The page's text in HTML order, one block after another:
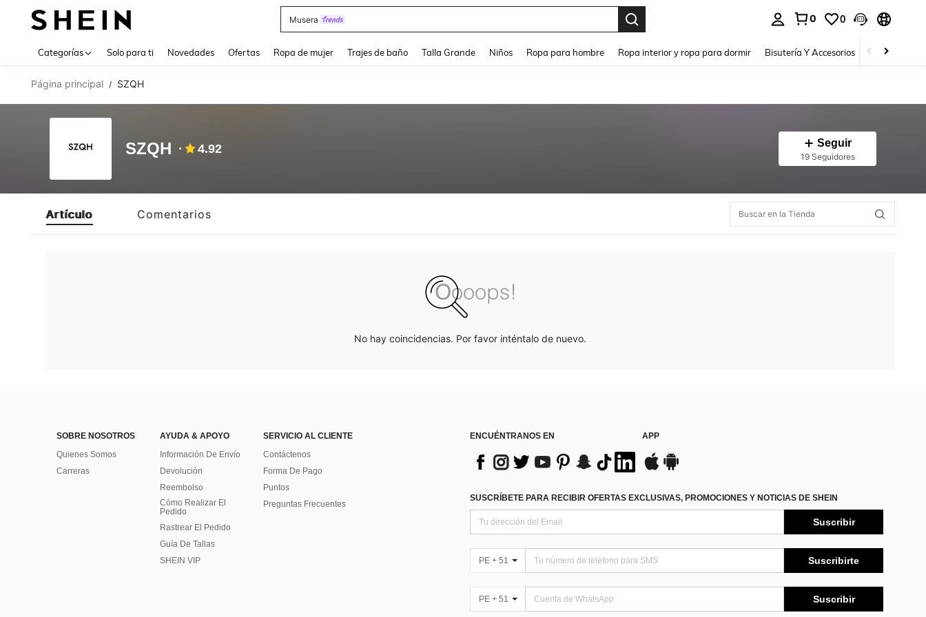
Musera
0 0
Categorías Solo para ti Novedades Ofertas Ropa de mujer Trajes de baño Talla Grande Niños Ropa para hombre Ropa interior y ropa para dormir Bisutería Y Accesorios Zapatos
Página principal / SZQH
SZQH 4.92 Seguir
19 Seguidores
Artículo Comentarios
No hay coincidencias. Por favor inténtalo de nuevo.
SOBRE NOSOTROS
Quienes Somos
Carreras
AYUDA & APOYO
Información De Envío
Devolución
Reembolso
Cómo Realizar El
Pedido
Rastrear El Pedido
Guía De Tallas
SHEIN VIP
SERVICIO AL CLIENTE
Contáctenos
Forma De Pago
Puntos
Preguntas Frecuentes
ENCUÉNTRANOS EN APP
SUSCRÍBETE PARA RECIBIR OFERTAS EXCLUSIVAS, PROMOCIONES Y NOTICIAS DE SHEIN
Suscribir
PE + 51 Suscribirte
PE + 51 Suscribir